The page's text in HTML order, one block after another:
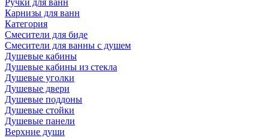
Ручки для ванн
Карнизы для ванн
Категория
Смесители для биде
Смесители для ванны с душем
Душевые кабины
Душевые кабины из стекла
Душевые уголки
Душевые двери
Душевые поддоны
Душевые стойки
Душевые панели
Верхние души